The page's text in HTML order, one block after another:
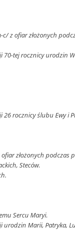
c/ z ofiar złożonych
70-tej rocznicy urodzin
26 rocznicy ślubu Ewy i
ofiar złożonych podczas
Steców.
Sercu Maryi.
urodzin Marii, Patryka,